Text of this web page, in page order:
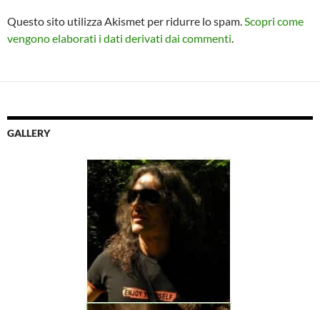
Questo sito utilizza Akismet per ridurre lo spam. Scopri come
vengono elaborati i dati derivati dai commenti
GALLERY